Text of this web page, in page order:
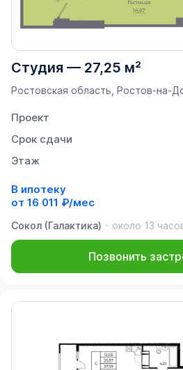
Студия — 27,25 м²
Ростовская область, Ростов-на-
Проект
Срок сдачи
Этаж
В ипотеку
от 16 011 ₽/мес
Сокол (Галактика)
около 13
Позвонить